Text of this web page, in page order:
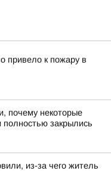
привело к пожару в
почему некоторые
полностью закрылись
из-за чего житель